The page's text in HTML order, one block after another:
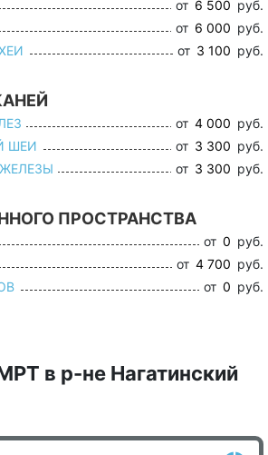
от 6 500 руб.
от 6 000 руб.
от 3 100 руб.
от 4 000 руб.
ШЕИ
от 3 300 руб.
от 3 300 руб.
ПРОСТРАНСТВА
от 0 руб.
от 4 700 руб.
от 0 руб.
в р-не Нагатинский